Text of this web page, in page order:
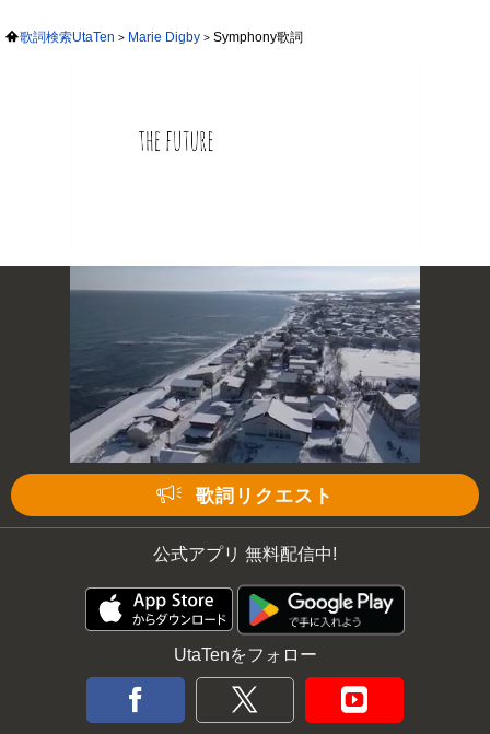
歌詞検索UtaTen Marie Digby Symphony歌詞
次の動画まで 3 キャンセル
歌詞リクエスト
公式アプリ 無料配信中!
UtaTenをフォロー